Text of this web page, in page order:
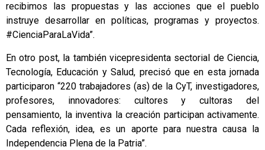
recibimos las propuestas y las acciones que el pueblo
instruye desarrollar en políticas, programas y proyectos.
#CienciaParaLaVida”.
En otro post, la también vicepresidenta sectorial de Ciencia,
Tecnología, Educación y Salud, precisó que en esta jornada
participaron “220 trabajadores (as) de la CyT, investigadores,
profesores, innovadores: cultores y cultoras del
pensamiento, la inventiva la creación participan activamente.
Cada reflexión, idea, es un aporte para nuestra causa la
Independencia Plena de la Patria”.